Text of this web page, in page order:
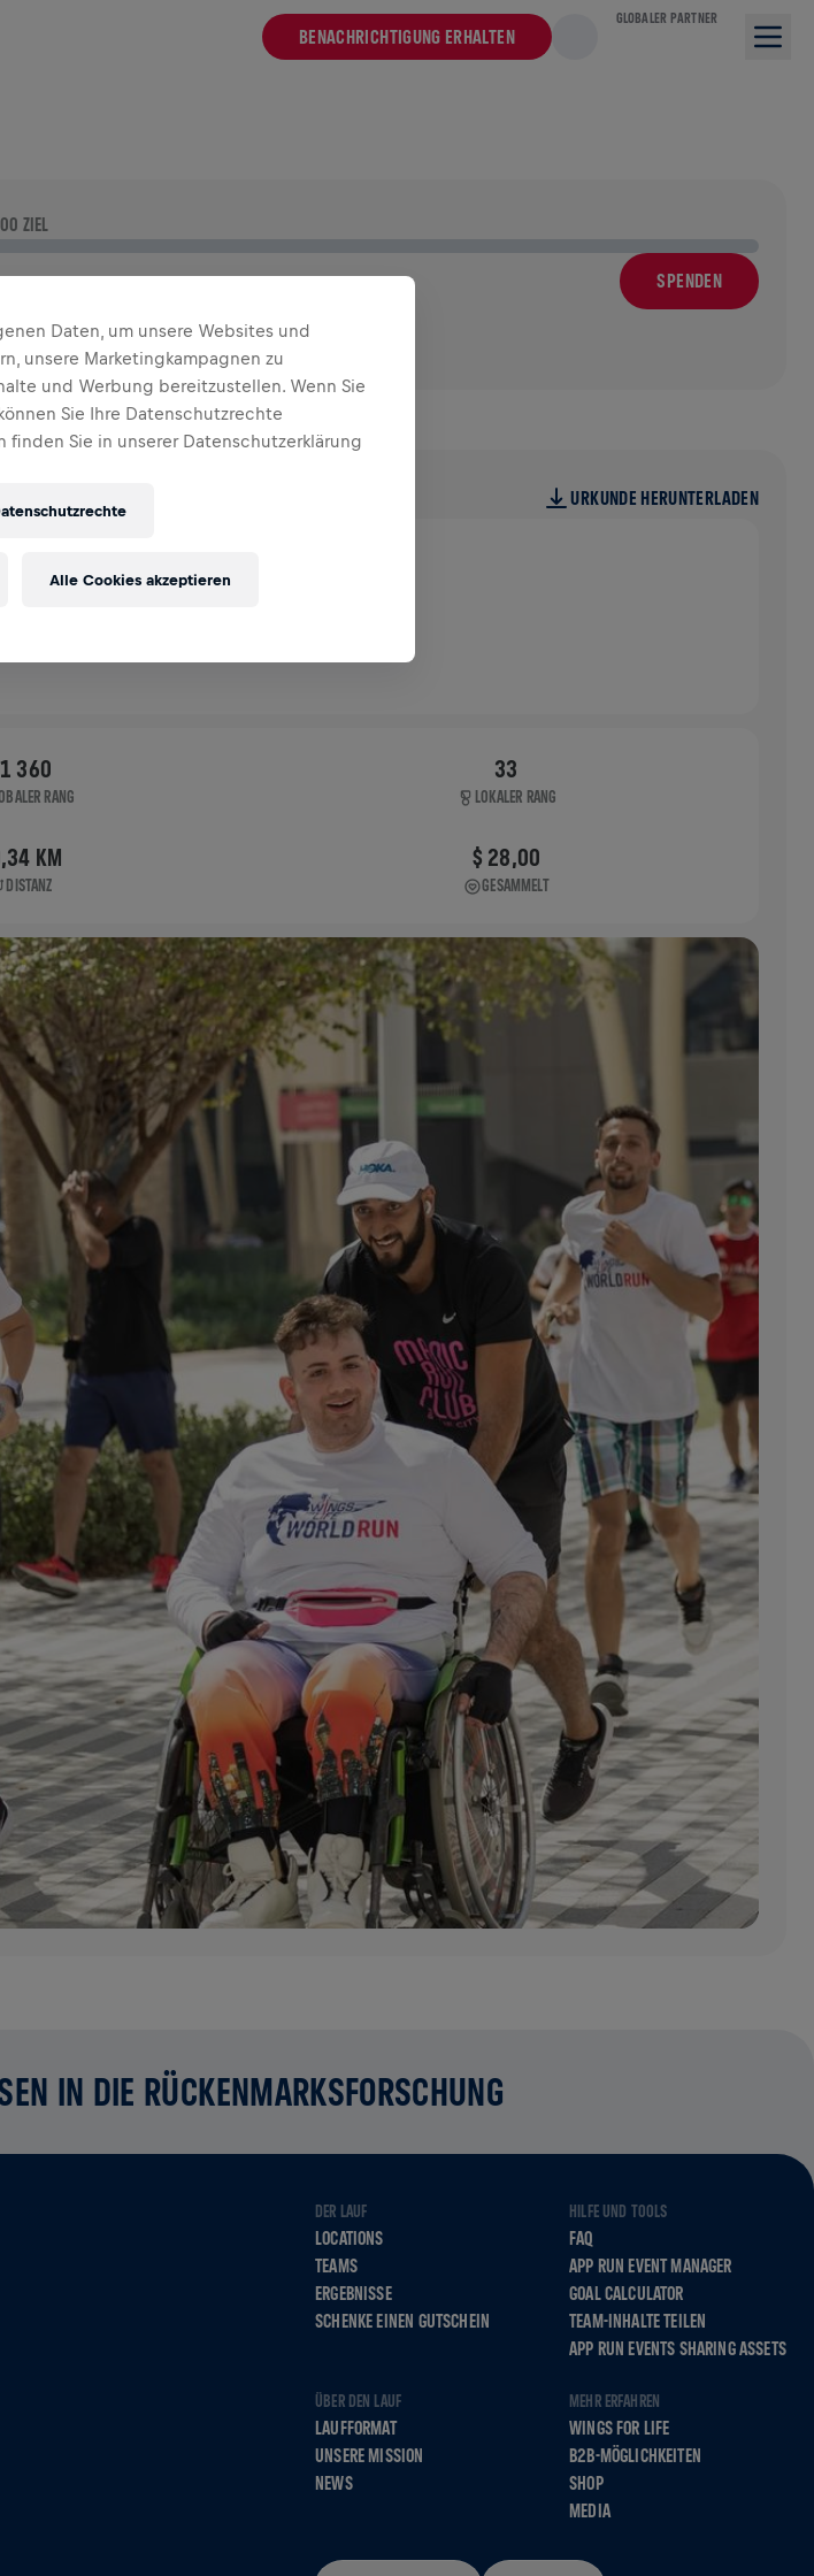
BENACHRICHTIGUNG ERHALTEN
GLOBALER PARTNER
ZIEL
SPENDEN
100 % davon fließen in
URKUNDE HERUNTERLADEN
360
RANG
33
LOKALER RANG
KM
DISTANZ
$ 28,00
GESAMMELT
IN DIE RÜCKENMARKSFORSCHUNG
DER LAUF
LOCATIONS
TEAMS
ERGEBNISSE
SCHENKE EINEN GUTSCHEIN
HILFE UND TOOLS
FAQ
APP RUN EVENT MANAGER
GOAL CALCULATOR
TEAM-INHALTE TEILEN
APP RUN EVENTS SHARING ASSETS
ÜBER DEN LAUF
LAUFFORMAT
UNSERE MISSION
NEWS
MEHR ERFAHREN
WINGS FOR LIFE
B2B-MÖGLICHKEITEN
SHOP
MEDIA
Daten, um unsere Websites und
unsere Marketingkampagnen zu
und Werbung bereitzustellen. Wenn Sie
Sie Ihre Datenschutzrechte
Sie in unserer Datenschutzerklärung
Alle Cookies akzeptieren